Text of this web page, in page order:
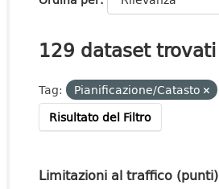
129 dataset trovati
Tag:
Pianificazione/Catasto
Risultato del Filtro
Limitazioni al traffico (punti)